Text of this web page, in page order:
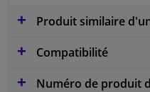
Produit similaire
Compatibilité
Numéro de produit